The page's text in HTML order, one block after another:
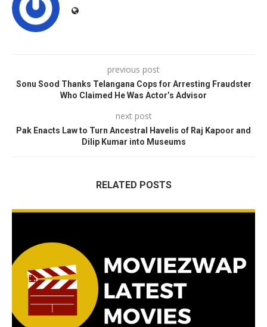
previous post
Sonu Sood Thanks Telangana Cops for Arresting Fraudster
Who Claimed He Was Actor’s Advisor
next post
Pak Enacts Law to Turn Ancestral Havelis of Raj Kapoor and
Dilip Kumar into Museums
RELATED POSTS